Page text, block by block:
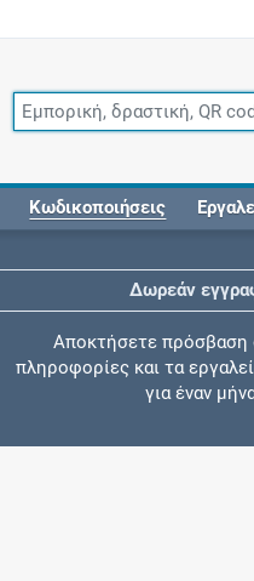
Κωδικοποιήσεις
Δωρεάν
Αποκτήσετε πρόσβαση
πληροφορίες και τα
για έναν